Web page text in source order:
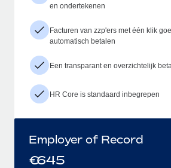
en ondertekenen
Facturen van zzp'ers met één klik
automatisch betalen
Een transparant en overzichtelijk
HR Core is standaard inbegrepen
Employer of Record
€645